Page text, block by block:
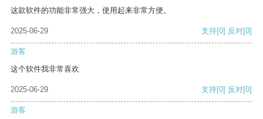
这款软件的功能非常强大，使用起来非常方便。
2025-06-29 支持[0] 反对[0]
游客
这个软件我非常喜欢
2025-06-29 支持[0] 反对[0]
游客